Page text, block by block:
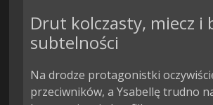
Drut kolczasty, miecz i
subtelności
Na drodze protagonistki
przeciwników, a Ysabellę trudno